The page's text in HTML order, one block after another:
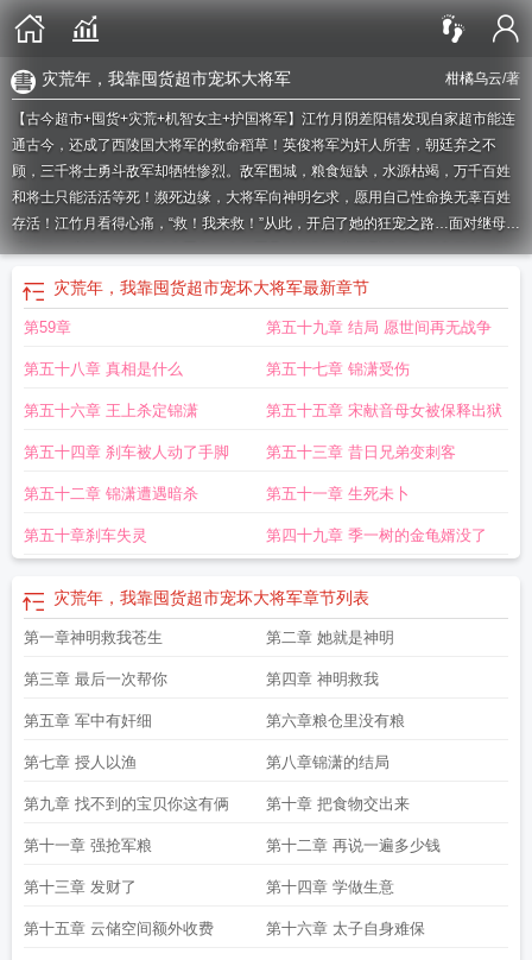
柑橘乌云/著
灾荒年，我靠囤货超市宠坏大将军
【古今超市+囤货+灾荒+机智女主+护国将军】江竹月阴差阳错发现自家超市能连
通古今，还成了西陵国大将军的救命稻草！英俊将军为奸人所害，朝廷弃之不
顾，三千将士勇斗敌军却牺牲惨烈。敌军围城，粮食短缺，水源枯竭，万千百姓
和将士只能活活等死！濒死边缘，大将军向神明乞求，愿用自己性命换无辜百姓
存活！江竹月看得心痛，“救！我来救！”从此，开启了她的狂宠之路…面对继母刁
难，继妹暗算，江竹月险中圈套。大将军及时赶到，宽厚臂膀将她拥入怀中，“有
我在，谁都休想动你一根汗毛！”
灾荒年我靠囤货超市宠坏大将军
灾荒年，我靠囤货超市宠坏大将军最新章节
第59章 第五十九章 结局 愿世间再无战争
第五十八章 真相是什么 第五十七章 锦潇受伤
第五十六章 王上杀定锦潇 第五十五章 宋献音母女被保释出狱
第五十四章 刹车被人动了手脚 第五十三章 昔日兄弟变刺客
第五十二章 锦潇遭遇暗杀 第五十一章 生死未卜
第五十章刹车失灵 第四十九章 季一树的金龟婿没了
灾荒年，我靠囤货超市宠坏大将军章节列表
第一章神明救我苍生 第二章 她就是神明
第三章 最后一次帮你 第四章 神明救我
第五章 军中有奸细 第六章粮仓里没有粮
第七章 授人以渔 第八章锦潇的结局
第九章 找不到的宝贝你这有俩 第十章 把食物交出来
第十一章 强抢军粮 第十二章 再说一遍多少钱
第十三章 发财了 第十四章 学做生意
第十五章 云储空间额外收费 第十六章 太子自身难保